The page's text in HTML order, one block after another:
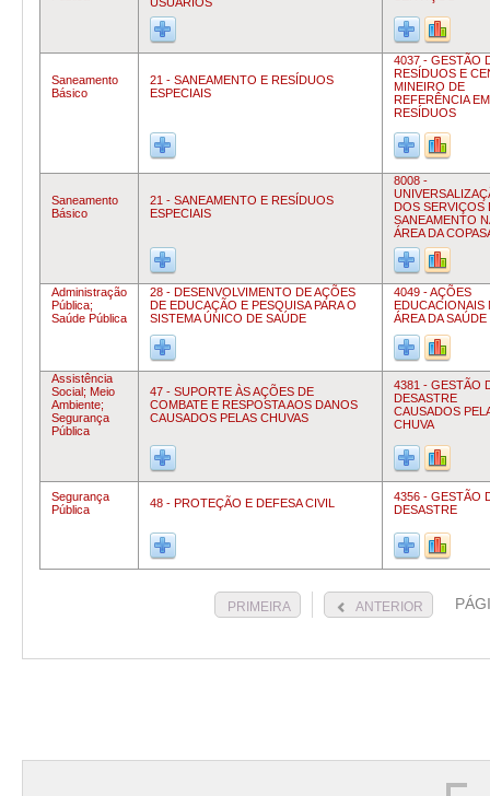
Saneamento
Básico
21 - SANEAMENTO E RESÍDUOS
ESPECIAIS
4037 - GESTÃO
RESÍDUOS E
MINEIRO DE
REFERÊNCIA EM
RESÍDUOS
Saneamento
Básico
21 - SANEAMENTO E RESÍDUOS
ESPECIAIS
8008 -
DOS SERVIÇOS
SANEAMENTO
ÁREA DA
Administração
Pública;
Saúde Pública
28 - DESENVOLVIMENTO DE AÇÕES
DE EDUCAÇÃO E PESQUISA PARA O
SISTEMA ÚNICO DE SAÚDE
4049 - AÇÕES
EDUCACIONAIS
ÁREA DA SAÚDE
Assistência
Social; Meio
Ambiente;
Segurança
Pública
47 - SUPORTE ÀS AÇÕES DE
COMBATE E RESPOSTA AOS DANOS
CAUSADOS PELAS CHUVAS
4381 - GESTÃO
DESASTRE
CAUSADOS
CHUVA
Segurança
Pública
48 - PROTEÇÃO E DEFESA CIVIL
4356 - GESTÃO
DESASTRE
PRIMEIRA ANTERIOR